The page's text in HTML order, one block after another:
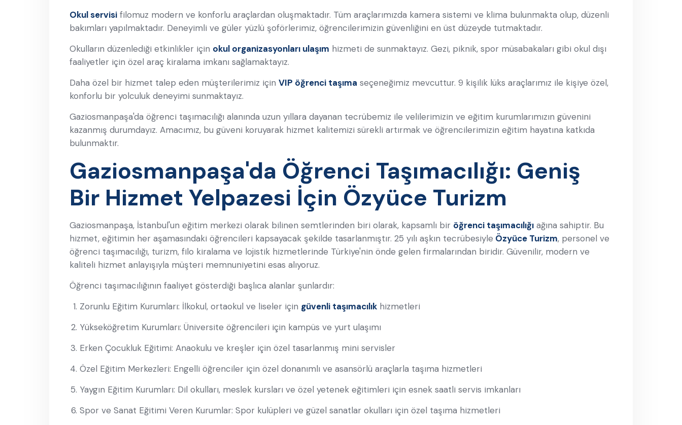
Okul servisi filomuz modern ve konforlu araçlardan oluşmaktadır. Tüm araçlarımızda kamera sistemi ve klima bulunmakta olup, düzenli
bakımları yapılmaktadır. Deneyimli ve güler yüzlü şoförlerimiz, öğrencilerimizin güvenliğini en üst düzeyde tutmaktadır.
Okulların düzenlediği etkinlikler için okul organizasyonları ulaşım hizmeti de sunmaktayız. Gezi, piknik, spor müsabakaları gibi okul dışı
faaliyetler için özel araç kiralama imkanı sağlamaktayız.
Daha özel bir hizmet talep eden müşterilerimiz için VIP öğrenci taşıma seçeneğimiz mevcuttur. 9 kişilik lüks araçlarımız ile kişiye özel,
konforlu bir yolculuk deneyimi sunmaktayız.
Gaziosmanpaşa'da öğrenci taşımacılığı alanında uzun yıllara dayanan tecrübemiz ile velilerimizin ve eğitim kurumlarımızın güvenini
kazanmış durumdayız. Amacımız, bu güveni koruyarak hizmet kalitemizi sürekli artırmak ve öğrencilerimizin eğitim hayatına katkıda
bulunmaktır.
Gaziosmanpaşa'da Öğrenci Taşımacılığı: Geniş
Bir Hizmet Yelpazesi İçin Özyüce Turizm
Gaziosmanpaşa, İstanbul'un eğitim merkezi olarak bilinen semtlerinden biri olarak, kapsamlı bir öğrenci taşımacılığı ağına sahiptir. Bu
hizmet, eğitimin her aşamasındaki öğrencileri kapsayacak şekilde tasarlanmıştır. 25 yılı aşkın tecrübesiyle Özyüce Turizm, personel ve
öğrenci taşımacılığı, turizm, filo kiralama ve lojistik hizmetlerinde Türkiye'nin önde gelen firmalarından biridir. Güvenilir, modern ve
kaliteli hizmet anlayışıyla müşteri memnuniyetini esas alıyoruz.
Öğrenci taşımacılığının faaliyet gösterdiği başlıca alanlar şunlardır:
Zorunlu Eğitim Kurumları: İlkokul, ortaokul ve liseler için güvenli taşımacılık hizmetleri
Yükseköğretim Kurumları: Üniversite öğrencileri için kampüs ve yurt ulaşımı
Erken Çocukluk Eğitimi: Anaokulu ve kreşler için özel tasarlanmış mini servisler
Özel Eğitim Merkezleri: Engelli öğrenciler için özel donanımlı ve asansörlü araçlarla taşıma hizmetleri
Yaygın Eğitim Kurumları: Dil okulları, meslek kursları ve özel yetenek eğitimleri için esnek saatli servis imkanları
Spor ve Sanat Eğitimi Veren Kurumlar: Spor kulüpleri ve güzel sanatlar okulları için özel taşıma hizmetleri